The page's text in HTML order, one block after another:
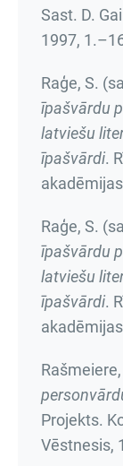
Sast. D.
1997,
Raģe, S.
īpašvārdu
latviešu
īpašvārdi.
Raģe, S.
īpašvārdu
latviešu
īpašvārdi.
Projekts.
Vēstnesis,